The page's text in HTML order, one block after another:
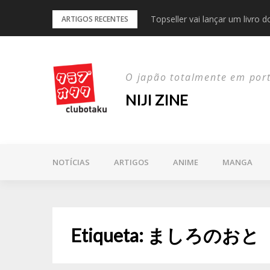
ARTIGOS RECENTES Topseller vai lançar um livro
Keigo Higashino deixou-nos
O japão totalmente em
NIJI ZINE
NOTÍCIAS ARTIGOS ANIME MANGA
Etiqueta: ましろのおと